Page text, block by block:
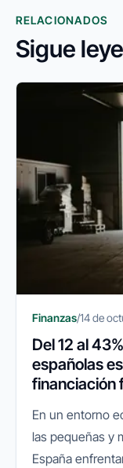
RELACIONADOS
Sigue
Finanzas/14 de
Del 12 al
españolas
financiación
En un entorno
las pequeñas y
España